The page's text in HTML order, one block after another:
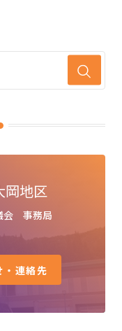
岡地区
会 事務局
・連絡先